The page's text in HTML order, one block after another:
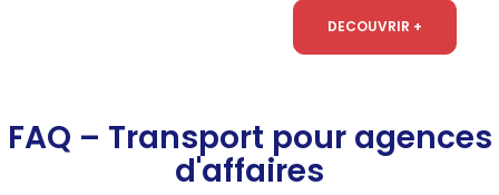
DECOUVRIR +
FAQ – Transport pour agences
d'affaires